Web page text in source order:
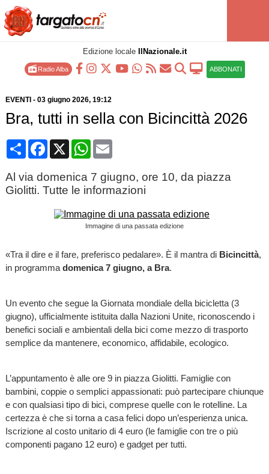
Edizione locale IlNazionale.it
Radio Alba ABBONATI
EVENTI - 03 giugno 2026, 19:12
Bra, tutti in sella con Bicincittà 2026
CondividiFacebook
X WhatsApp
Email
Al via domenica 7 giugno, ore 10, da piazza
Giolitti. Tutte le informazioni
Immagine di una passata edizione
«Tra il dire e il fare, preferisco pedalare». È il mantra di Bicincittà,
in programma domenica 7 giugno, a Bra.
Un evento che segue la Giornata mondiale della bicicletta (3
giugno), ufficialmente istituita dalla Nazioni Unite, riconoscendo i
benefici sociali e ambientali della bici come mezzo di trasporto
semplice da mantenere, economico, affidabile, ecologico.
L’appuntamento è alle ore 9 in piazza Giolitti. Famiglie con
bambini, coppie o semplici appassionati: può partecipare chiunque
e con qualsiasi tipo di bici, comprese quelle con le rotelline. La
certezza è che si torna a casa felici dopo un’esperienza unica.
Iscrizione al costo unitario di 4 euro (le famiglie con tre o più
componenti pagano 12 euro) e gadget per tutti.